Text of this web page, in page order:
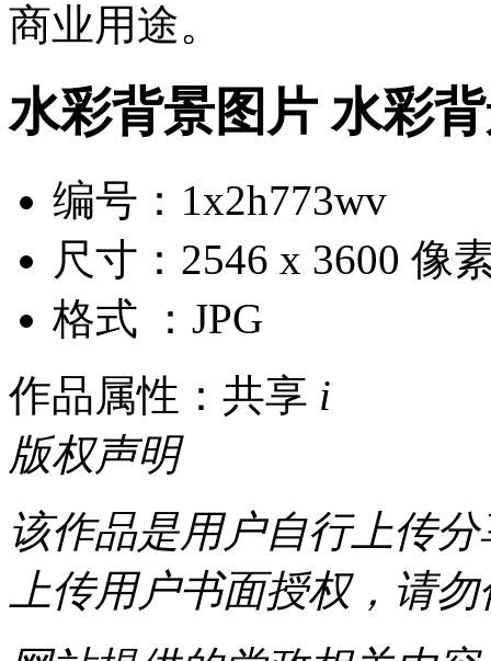
商业用途。
水彩背景图片 水彩
编号：1x2h773wv
尺寸：2546 x 3600 像
格式 ：JPG
作品属性：共享 i
版权声明
该作品是用户自行上传
上传用户书面授权，请